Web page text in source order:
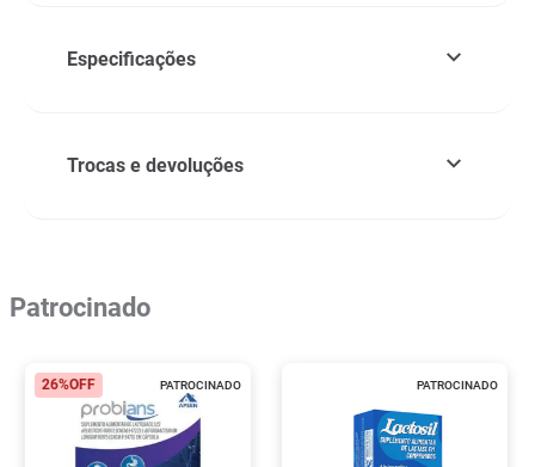
Especificações
Trocas e devoluções
Patrocinado
PATROCINADO
26%OFF PATROCINADO